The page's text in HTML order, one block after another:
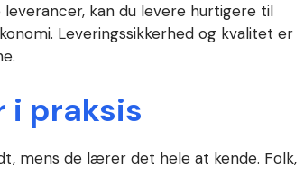
kan du levere hurtigere til
Leveringssikkerhed og kvalitet er
i praksis
mens de lærer det hele at kende. Folk,